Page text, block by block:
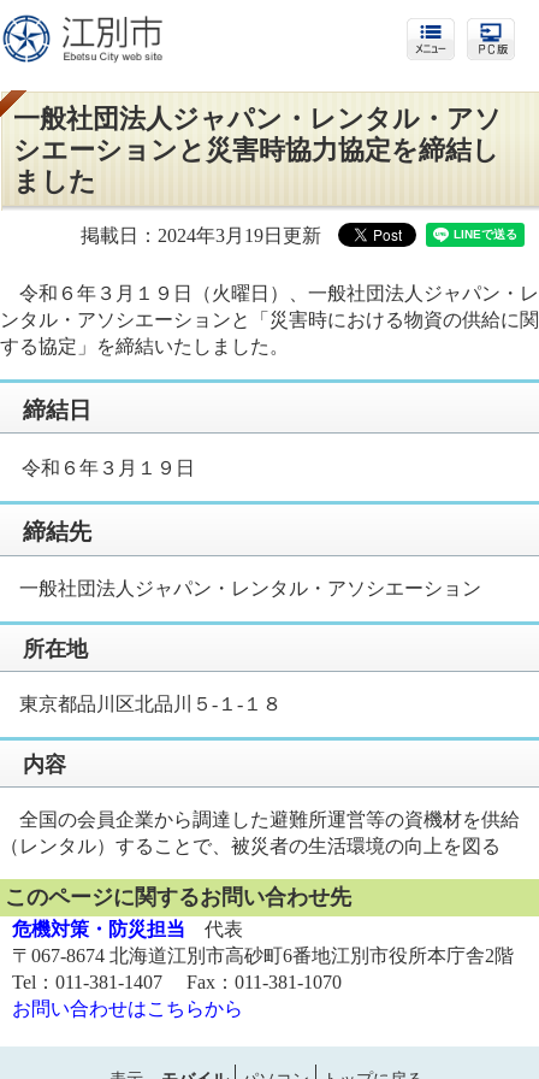
一般社団法人ジャパン・レンタル・アソ
シエーションと災害時協力協定を締結し
ました
掲載日：2024年3月19日更新
令和６年３月１９日（火曜日）、 一般社団法人ジャパン・レ
ンタル・アソシエーションと「災害時における物資の供給に関
する協定」を締結いたしました。
締結日
令和６年３月１９日
締結先
一般社団法人ジャパン・レンタル・アソシエーション
所在地
東京都品川区北品川５-１-１８
内容
全国の会員企業から調達した避難所運営等の資機材を供給
（レンタル）することで、被災者の生活環境の向上を図る
このページに関するお問い合わせ先
危機対策・防災担当 代表
〒067-8674 北海道江別市高砂町6番地江別市役所本庁舎2階
Tel：011-381-1407 Fax：011-381-1070
お問い合わせはこちらから